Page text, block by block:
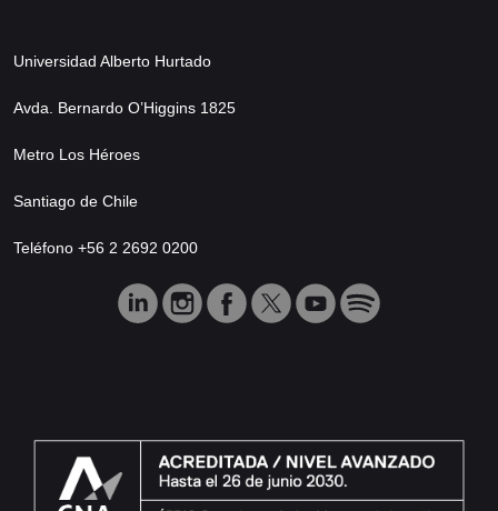
Universidad Alberto Hurtado
Avda. Bernardo O’Higgins 1825
Metro Los Héroes
Santiago de Chile
Teléfono +56 2 2692 0200